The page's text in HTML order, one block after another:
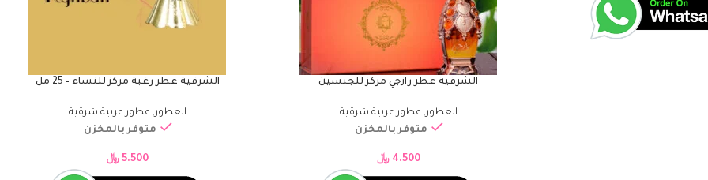
إضافة إلى السلةالشرقية عطر رازجي مركز للجنسين
العطور,عطور عربية شرقية
متوفر بالمخزن
4.500 ﷼
إضافة إلى السلة
الشرقية عطر رغبة مركز للنساء – 25 مل
العطور,عطور عربية شرقية
متوفر بالمخزن
5.500 ﷼